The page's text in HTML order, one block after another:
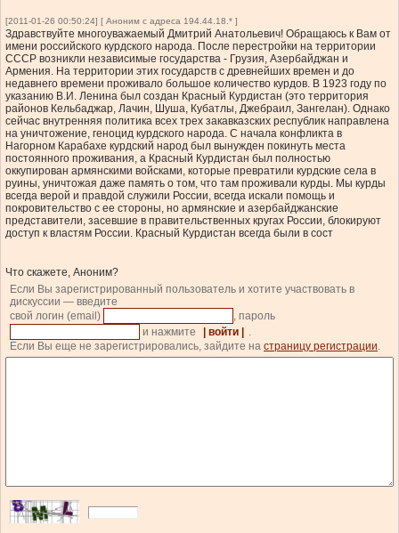
[2011-01-26 00:50:24] [ Аноним с адреса 194.44.18.* ]
Здравствуйте многоуважаемый Дмитрий Анатольевич! Обращаюсь к Вам от
имени российского курдского народа. После перестройки на территории
СССР возникли независимые государства - Грузия, Азербайджан и
Армения. На территории этих государств с древнейших времен и до
недавнего времени проживало большое количество курдов. В 1923 году по
указанию В.И. Ленина был создан Красный Курдистан (это территория
районов Кельбаджар, Лачин, Шуша, Кубатлы, Джебраил, Зангелан). Однако
сейчас внутренняя политика всех трех закавказских республик направлена
на уничтожение, геноцид курдского народа. С начала конфликта в
Нагорном Карабахе курдский народ был вынужден покинуть места
постоянного проживания, а Красный Курдистан был полностью
оккупирован армянскими войсками, которые превратили курдские села в
руины, уничтожая даже память о том, что там проживали курды. Мы курды
всегда верой и правдой служили России, всегда искали помощь и
покровительство с ее стороны, но армянские и азербайджанские
представители, засевшие в правительственных кругах России, блокируют
доступ к властям России. Красный Курдистан всегда были в сост
Что скажете, Аноним?
Если Вы зарегистрированный пользователь и хотите участвовать в
дискуссии — введите
свой логин (email)
, пароль
и нажмите
| войти |
.
Если Вы еще не зарегистрировались, зайдите на страницу регистрации.